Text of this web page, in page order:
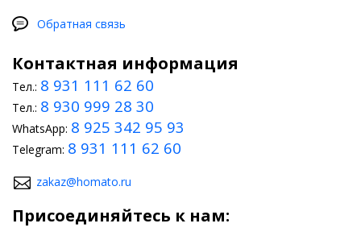
Обратная связь
Контактная информация
Тел.: 8 931 111 62 60
Тел.: 8 930 999 28 30
WhatsApp: 8 925 342 95 93
Telegram: 8 931 111 62 60
zakaz@homato.ru
Присоединяйтесь к нам: